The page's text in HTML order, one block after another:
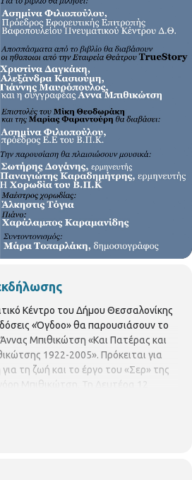
Κέντρο του Δήμου Θεσσαλονίκης
«Όγδοο» θα παρουσιάσουν το
Μπιθικώτση «Και Πατέρας και
1922-2005». Πρόκειται για
τη ζωή και το έργο του «Σερ» της
Μπιθικώτση. Τη Δευτέρα 12
από αναμνήσεις,
του εμβληματικού ερμηνευτή με
του νέου βιβλίου της κόρης